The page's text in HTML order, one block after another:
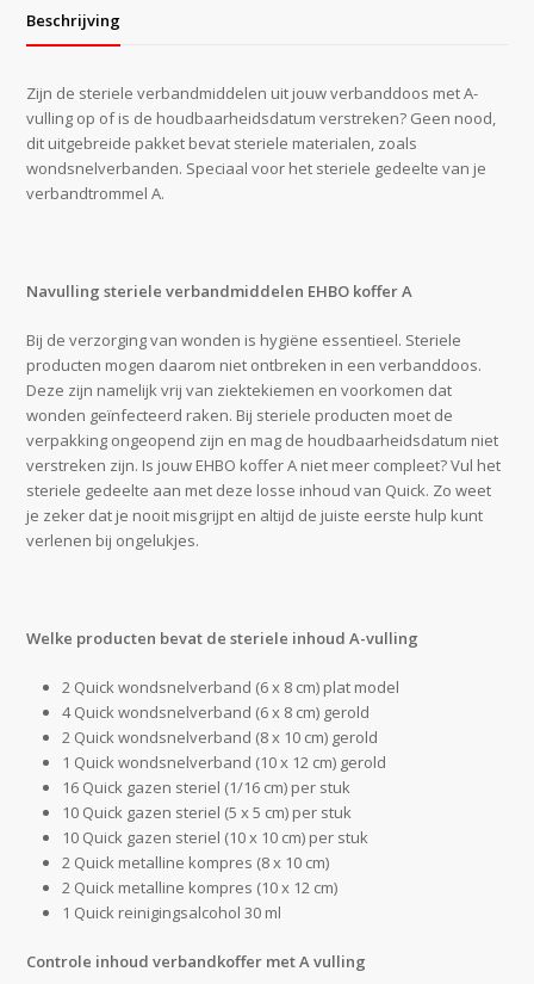
Beschrijving
Zijn de steriele verbandmiddelen uit jouw verbanddoos met A-
vulling op of is de houdbaarheidsdatum verstreken? Geen nood,
dit uitgebreide pakket bevat steriele materialen, zoals
wondsnelverbanden. Speciaal voor het steriele gedeelte van je
verbandtrommel A.
Navulling steriele verbandmiddelen EHBO koffer A
Bij de verzorging van wonden is hygiëne essentieel. Steriele
producten mogen daarom niet ontbreken in een verbanddoos.
Deze zijn namelijk vrij van ziektekiemen en voorkomen dat
wonden geïnfecteerd raken. Bij steriele producten moet de
verpakking ongeopend zijn en mag de houdbaarheidsdatum niet
verstreken zijn. Is jouw EHBO koffer A niet meer compleet? Vul het
steriele gedeelte aan met deze losse inhoud van Quick. Zo weet
je zeker dat je nooit misgrijpt en altijd de juiste eerste hulp kunt
verlenen bij ongelukjes.
Welke producten bevat de steriele inhoud A-vulling
2 Quick wondsnelverband (6 x 8 cm) plat model
4 Quick wondsnelverband (6 x 8 cm) gerold
2 Quick wondsnelverband (8 x 10 cm) gerold
1 Quick wondsnelverband (10 x 12 cm) gerold
16 Quick gazen steriel (1/16 cm) per stuk
10 Quick gazen steriel (5 x 5 cm) per stuk
10 Quick gazen steriel (10 x 10 cm) per stuk
2 Quick metalline kompres (8 x 10 cm)
2 Quick metalline kompres (10 x 12 cm)
1 Quick reinigingsalcohol 30 ml
Controle inhoud verbandkoffer met A vulling